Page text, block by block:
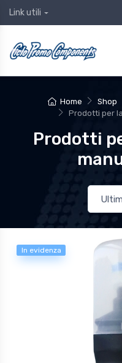
Link utili
Home Shop
Prodotti per
Prodotti
In evidenza